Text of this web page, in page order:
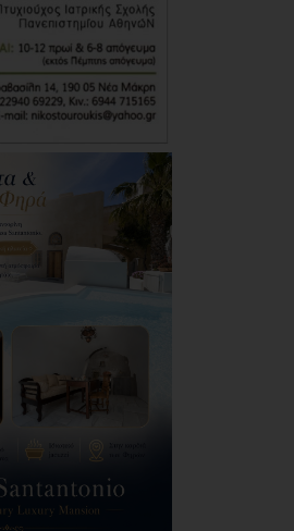
πρωθυπουργό: Το
επιστροφή και το
αουτσάιντερ των
41,00
06/08/2026
Δήμου Παλλήνης στην
Αποκεντρωμένη
Διοίκηση για τον
Αβαρκιώτη
06/08/2026
νέο πρόγραμμα «ΔΕΝ
ΤΟ ΕΙΔΑΜΕ 2026»
06/08/2026
λιτάνευση της
Μεταμόρφωσης του
Σωτήρος στη Ζωφριά
(photos+videos)